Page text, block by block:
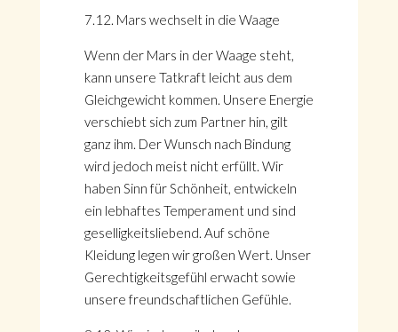
7.12. Mars wechselt in die Waage
Wenn der Mars in der Waage steht,
kann unsere Tatkraft leicht aus dem
Gleichgewicht kommen. Unsere Energie
verschiebt sich zum Partner hin, gilt
ganz ihm. Der Wunsch nach Bindung
wird jedoch meist nicht erfüllt. Wir
haben Sinn für Schönheit, entwickeln
ein lebhaftes Temperament und sind
geselligkeitsliebend. Auf schöne
Kleidung legen wir großen Wert. Unser
Gerechtigkeitsgefühl erwacht sowie
unsere freundschaftlichen Gefühle.